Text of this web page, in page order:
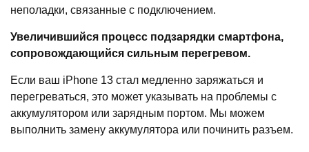
неполадки, связанные с подключением.
Увеличившийся процесс подзарядки смартфона,
сопровождающийся сильным перегревом.
Если ваш iPhone 13 стал медленно заряжаться и
перегреваться, это может указывать на проблемы с
аккумулятором или зарядным портом. Мы можем
выполнить замену аккумулятора или починить разъем.